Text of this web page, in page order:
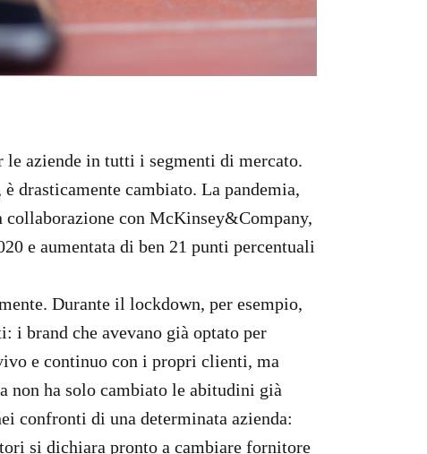
le aziende in tutti i segmenti di mercato.
drasticamente cambiato. La pandemia,
collaborazione con McKinsey&Company,
e aumentata di ben 21 punti percentuali
Durante il lockdown, per esempio,
i brand che avevano già optato per
e continuo con i propri clienti, ma
non ha solo cambiato le abitudini già
confronti di una determinata azienda:
si dichiara pronto a cambiare fornitore